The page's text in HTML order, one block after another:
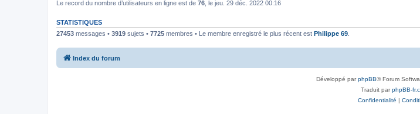
Le record du nombre d’utilisateurs en ligne est de 76 , le jeu. 29 déc. 2022 00:16
STATISTIQUES
27453 messages • 3919 sujets • 7725 membres • Le membre enregistré le plus récent est Philippe 69
Index du forum
Développé parphpBB® Forum
Traduit parphpBB-
Confidentialité |